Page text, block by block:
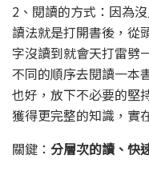
2、閱讀的方式：因為
讀法就是打開書後，從
字沒讀到就會天打雷劈
不同的順序去閱讀一本
也好，放下不必要的堅
獲得更完整的知識，實
關鍵： 分層次的讀、快